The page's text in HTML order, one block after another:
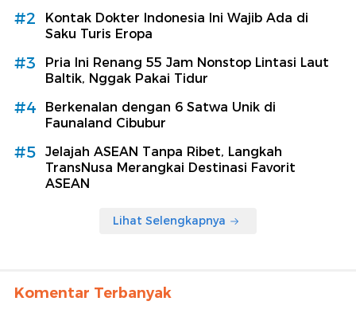
#2
Kontak Dokter Indonesia Ini Wajib Ada di
Saku Turis Eropa
#3
Pria Ini Renang 55 Jam Nonstop Lintasi Laut
Baltik, Nggak Pakai Tidur
#4
Berkenalan dengan 6 Satwa Unik di
Faunaland Cibubur
#5
Jelajah ASEAN Tanpa Ribet, Langkah
TransNusa Merangkai Destinasi Favorit
ASEAN
Lihat Selengkapnya
Komentar Terbanyak